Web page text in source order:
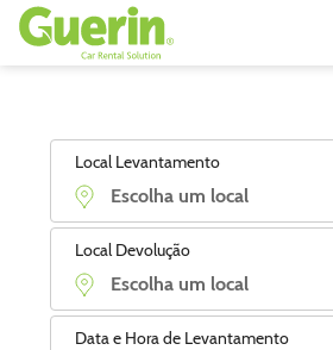
Local Levantamento
Local Devolução
Data e Hora de Levantamento